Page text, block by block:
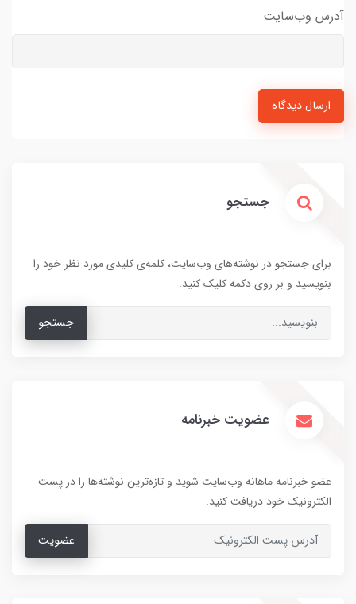
آدرس وب‌سایت
ارسال دیدگاه
جستجو
برای جستجو در نوشته‌های وب‌سایت، کلمه‌ی کلیدی مورد نظر خود را
بنویسید و بر روی دکمه کلیک کنید.
جستجو
عضویت خبرنامه
عضو خبرنامه ماهانه وب‌سایت شوید و تازه‌ترین نوشته‌ها را در پست
الکترونیک خود دریافت کنید.
عضویت